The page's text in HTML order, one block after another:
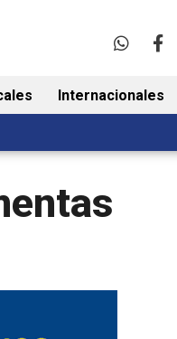
Internacionales